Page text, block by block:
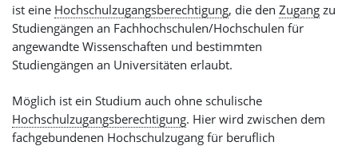
ist eine Hochschulzugangsberechtigung, die den Zugang zu
Studiengängen an Fachhochschulen/Hochschulen für
angewandte Wissenschaften und bestimmten
Studiengängen an Universitäten erlaubt.
Möglich ist ein Studium auch ohne schulische
Hochschulzugangsberechtigung. Hier wird zwischen dem
fachgebundenen Hochschulzugang für beruflich